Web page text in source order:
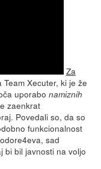
Za
Xecuter, ki je že
uporabo namiznih
zaenkrat
Povedali so, da so
funkcionalnost
sad
bi bil javnosti na voljo